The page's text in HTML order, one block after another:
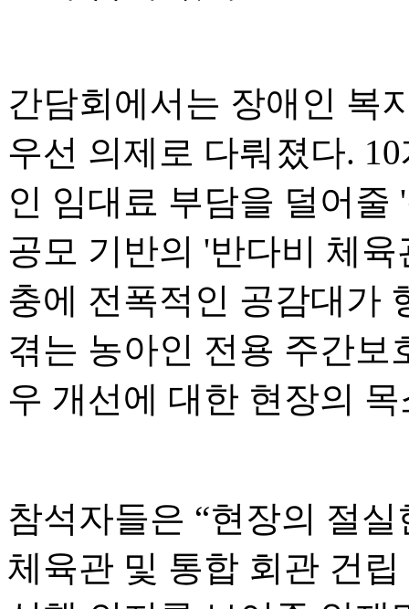
간담회에서는 장애인 복
우선 의제로 다뤄졌다.
인 임대료 부담을 덜어줄
공모 기반의 '반다비 체
충에 전폭적인 공감대가
겪는 농아인 전용 주간보
우 개선에 대한 현장의
참석자들은 “현장의 절
체육관 및 통합 회관 건